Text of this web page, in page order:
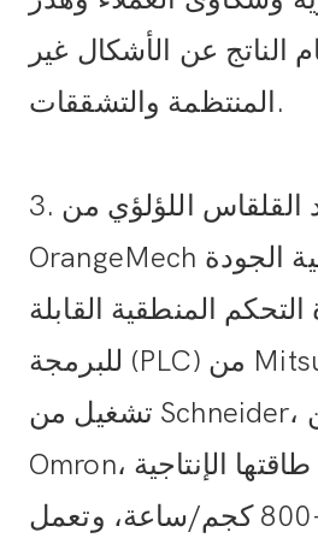
الناتج عن الأشكال غير
المنتظمة والتشققات.
3. تعتمد آلة حصاد القلقاس اللؤلؤي من
OrangeMech على مكونات عالية الجودة
المنطقية القابلة
للبرمجة (PLC) من Mitsubishi، وزر
تشغيل من Schneider، ومستشعر من
Omron، وغيرها. تصل طاقتها الإنتاجية
إلى 500-800 كجم/ساعة، وتعمل